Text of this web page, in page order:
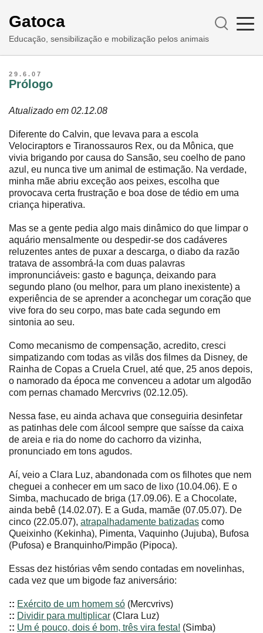
Gatoca
Educação, sensibilização e mobilização pelos animais
29.6.07
Prólogo
Atualizado em 02.12.08
Diferente do Calvin, que levava para a escola
Velociraptors e Tiranossauros Rex, ou da Mônica, que
vivia brigando por causa do Sansão, seu coelho de pano
azul, eu nunca tive um animal de estimação. Na verdade,
minha mãe abriu exceção aos peixes, escolha que
provocava certa frustração e boa dose de tédio em uma
criança hiperativa.
Mas se a gente pedia algo mais dinâmico do que limpar o
aquário mensalmente ou despedir-se dos cadáveres
reluzentes antes de puxar a descarga, o diabo da razão
tratava de assombrá-la com duas palavras
impronunciáveis: gasto e bagunça, deixando para
segundo plano (ou melhor, para um plano inexistente) a
experiência de se aprender a aconchegar um coração que
vive fora do seu corpo, mas bate cada segundo em
sintonia ao seu.
Como mecanismo de compensação, acredito, cresci
simpatizando com todas as vilãs dos filmes da Disney, de
Rainha de Copas a Cruela Cruel, até que, 25 anos depois,
o namorado da época me convenceu a adotar um algodão
com pernas chamado Mercvrivs (02.12.05).
Nessa fase, eu ainda achava que conseguiria desinfetar
as patinhas dele com álcool sempre que saísse da caixa
de areia e ria do nome do cachorro da vizinha,
pronunciado em tons agudos.
Aí, veio a Clara Luz, abandonada com os filhotes que nem
cheguei a conhecer em um saco de lixo (10.04.06). E o
Simba, machucado de briga (17.09.06). E a Chocolate,
ainda bebê (14.02.07). E a Guda, mamãe (07.05.07). De
cinco (22.05.07), atrapalhadamente batizadas como
Queixinho (Kekinha), Pimenta, Vaquinho (Jujuba), Bufosa
(Pufosa) e Branquinho/Pimpão (Pipoca).
Essas dez histórias vêm sendo contadas em novelinhas,
cada vez que um bigode faz aniversário:
:: Exército de um homem só (Mercvrivs)
:: Dividir para multiplicar (Clara Luz)
:: Um é pouco, dois é bom, três vira festa! (Simba)